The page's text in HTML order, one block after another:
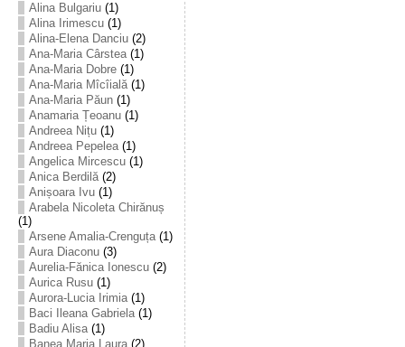
Alina Bulgariu(1)
Alina Irimescu(1)
Alina-Elena Danciu(2)
Ana-Maria Cârstea(1)
Ana-Maria Dobre(1)
Ana-Maria Mîcîială(1)
Ana-Maria Păun(1)
Anamaria Țeoanu(1)
Andreea Nițu(1)
Andreea Pepelea(1)
Angelica Mircescu(1)
Anica Berdilă(2)
Anișoara Ivu(1)
Arabela Nicoleta Chirănuș
(1)
Arsene Amalia-Crenguța(1)
Aura Diaconu(3)
Aurelia-Fănica Ionescu(2)
Aurica Rusu(1)
Aurora-Lucia Irimia(1)
Baci Ileana Gabriela(1)
Badiu Alisa(1)
Banea Maria Laura(2)